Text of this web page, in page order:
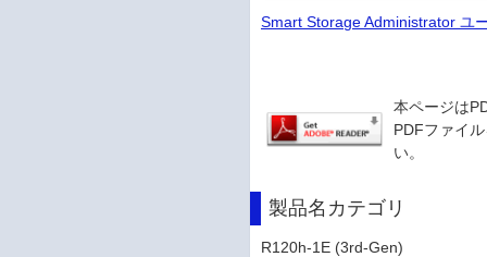
Smart Storage Administrator ユ
本ページは
PDFファイ
い。
製品名カテゴリ
R120h-1E (3rd-Gen)